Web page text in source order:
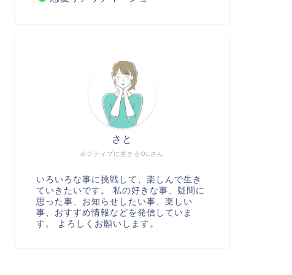
ポジティブに生きるOLさん
さと
いろいろな事に挑戦して、楽しんで生き
ていきたいです。 私の好きな事、疑問に
思った事、お知らせしたい事、楽しい
事、おすすめ情報などを発信していま
す。 よろしくお願いします。